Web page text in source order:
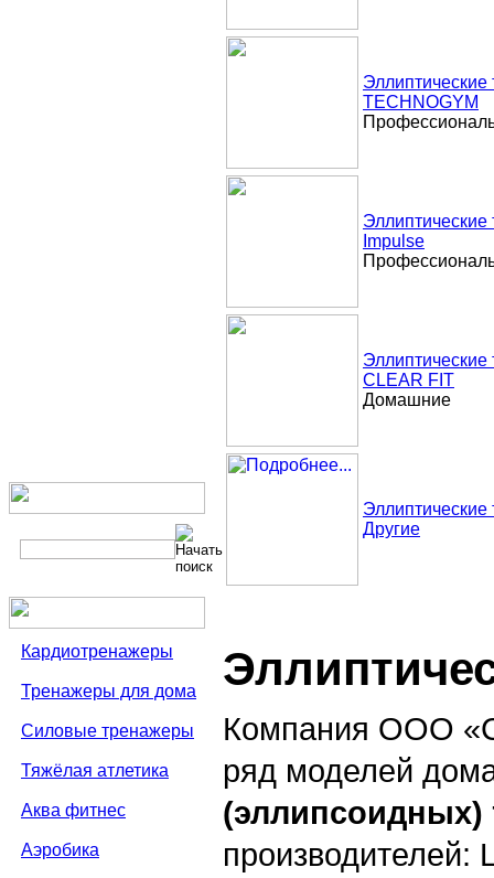
Кардиотренажеры
Тренажеры для дома
Силовые тренажеры
Тяжёлая атлетика
Аква фитнес
Аэробика
TECHNOGYM
Impulse
CLEAR FIT
Домашние
Другие
Компания ООО
ряд моделей
(эллипсоидных)
производителей: